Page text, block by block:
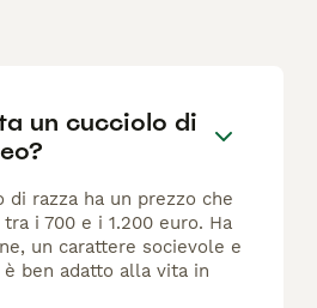
un cucciolo di
di razza ha un prezzo che
i 700 e i 1.200 euro. Ha
un carattere socievole e
ben adatto alla vita in